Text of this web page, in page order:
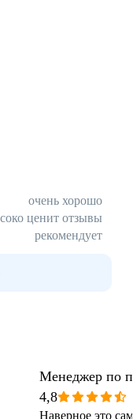
очень хорошо
ценит отзывы
рекомендует
Менеджер по
4,8
Наверное это